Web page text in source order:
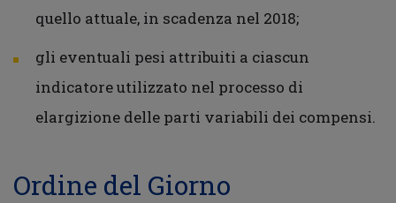
quello attuale, in scadenza nel 2018;
gli eventuali pesi attribuiti a ciascun
indicatore utilizzato nel processo di
elargizione delle parti variabili dei compensi.
Ordine del Giorno